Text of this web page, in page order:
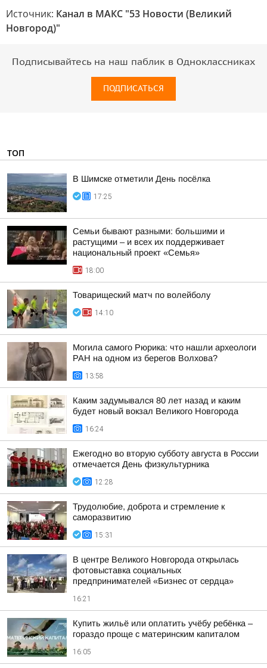
Источник: Канал в МАКС "53 Новости (Великий
Новгород)"
Подписывайтесь на наш паблик в Одноклассниках
ПОДПИСАТЬСЯ
ТОП
В Шимске отметили День посёлка
17:25
Семьи бывают разными: большими и
растущими – и всех их поддерживает
национальный проект «Семья»
18:00
Товарищеский матч по волейболу
14:10
Могила самого Рюрика: что нашли археологи
РАН на одном из берегов Волхова?
13:58
Каким задумывался 80 лет назад и каким
будет новый вокзал Великого Новгорода
16:24
Ежегодно во вторую субботу августа в России
отмечается День физкультурника
12:28
Трудолюбие, доброта и стремление к
саморазвитию
15:31
В центре Великого Новгорода открылась
фотовыставка социальных
предпринимателей «Бизнес от сердца»
16:21
Купить жильё или оплатить учёбу ребёнка –
гораздо проще с материнским капиталом
16:05